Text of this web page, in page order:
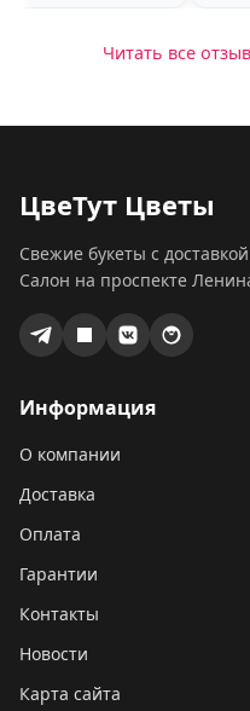
Читать все
ЦвеТут Цветы
Свежие букеты с
Салон на проспекте
Информация
О компании
Доставка
Оплата
Гарантии
Контакты
Новости
Карта сайта